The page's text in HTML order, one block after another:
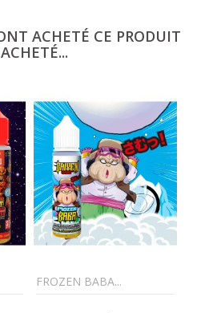
ACHETÉ CE PRODUIT
FROZEN BABA...